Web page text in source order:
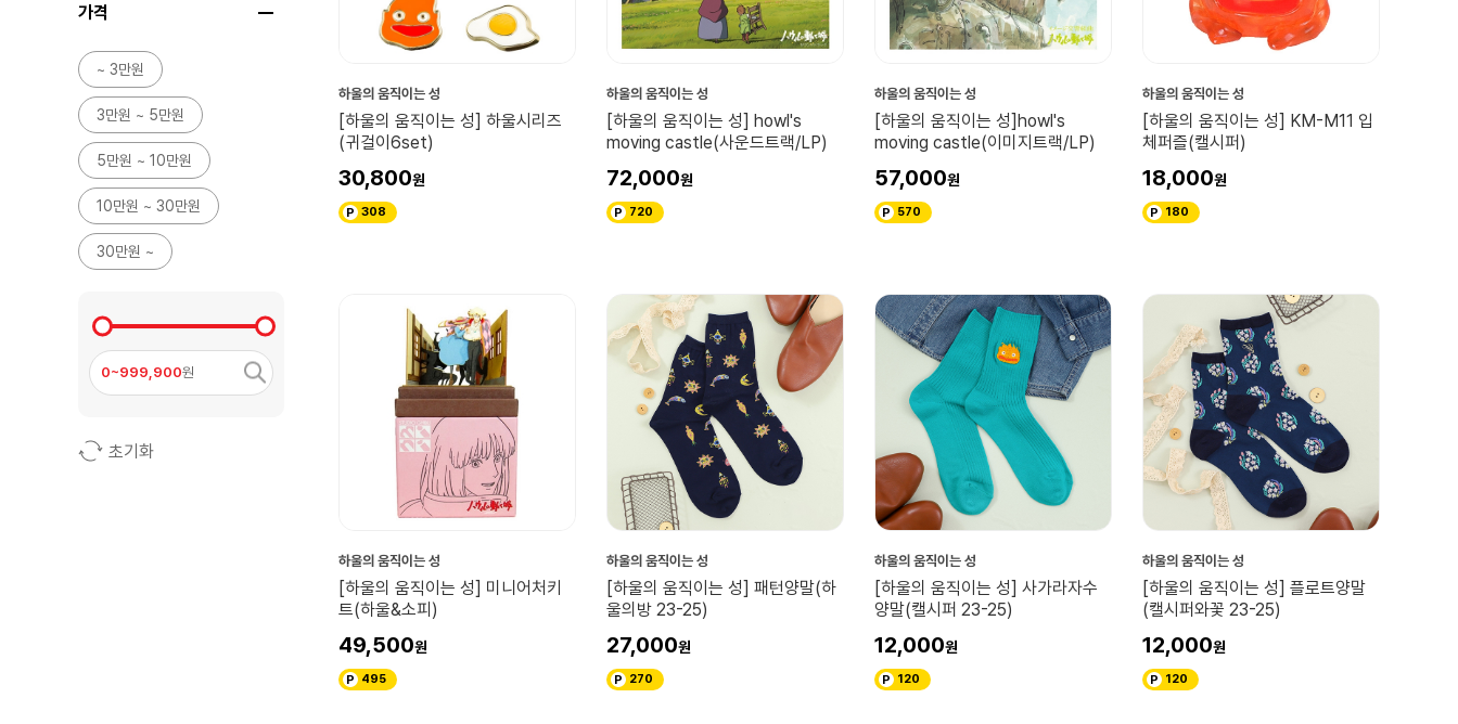
가격
~ 3만원
3만원 ~ 5만원
5만원 ~ 10만원
10만원 ~ 30만원
30만원 ~
0~999,900원
초기화
하울의 움직이는 성
[하울의 움직이는 성] 하울시리즈
(귀걸이6set)
30,800
308
하울의 움직이는 성
[하울의 움직이는 성] howl's
moving castle(사운드트랙/LP)
72,000
720
하울의 움직이는 성
[하울의 움직이는 성]howl's
moving castle(이미지트랙/LP)
57,000
570
하울의 움직이는 성
[하울의 움직이는 성] KM-M11 입
체퍼즐(캘시퍼)
18,000
180
하울의 움직이는 성
[하울의 움직이는 성] 미니어처키
트(하울&소피)
49,500
495
하울의 움직이는 성
[하울의 움직이는 성] 패턴양말(하
울의방 23-25)
27,000
270
하울의 움직이는 성
[하울의 움직이는 성] 사가라자수
양말(캘시퍼 23-25)
12,000
120
하울의 움직이는 성
[하울의 움직이는 성] 플로트양말
(캘시퍼와꽃 23-25)
12,000
120